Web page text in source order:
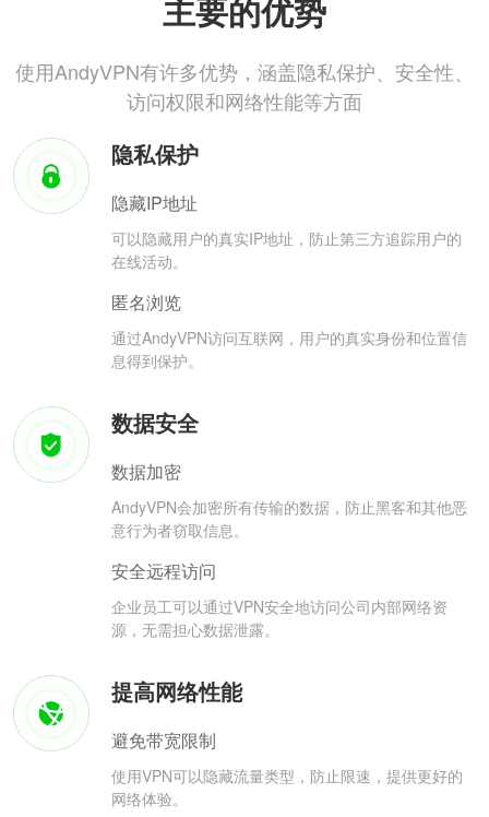
主要的优势
使用AndyVPN有许多优势，涵盖隐私保护、安全性、
访问权限和网络性能等方面
隐私保护
隐藏IP地址
可以隐藏用户的真实IP地址，防止第三方追踪用户的
在线活动。
匿名浏览
通过AndyVPN访问互联网，用户的真实身份和位置信
息得到保护。
数据安全
数据加密
AndyVPN会加密所有传输的数据，防止黑客和其他恶
意行为者窃取信息。
安全远程访问
企业员工可以通过VPN安全地访问公司内部网络资
源，无需担心数据泄露。
提高网络性能
避免带宽限制
使用VPN可以隐藏流量类型，防止限速，提供更好的
网络体验。